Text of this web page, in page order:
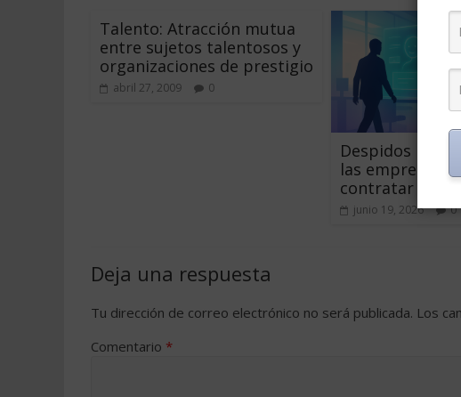
Talento: Atracción mutua
entre sujetos talentosos y
organizaciones de prestigio
abril 27, 2009 0
Despidos por
las empresas
contratar
junio 19, 2026 0
Deja una respuesta
Tu dirección de correo electrónico no será publicada. Los
Comentario *